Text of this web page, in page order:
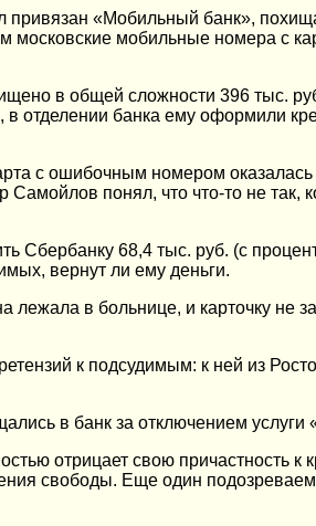
«Мобильный банк»,
мобильные номера с
в общей сложности 396 тыс.
отделении банка ему оформили
c ошибочным номером
понял, что что-то не так,
Сбербанку 68,4 тыс. руб. (с
вернут ли ему деньги.
в больнице, и карточку не
к подсудимым: к ней из
в банк за отключением услуги
отрицает свою причастность к
свободы. Еще один